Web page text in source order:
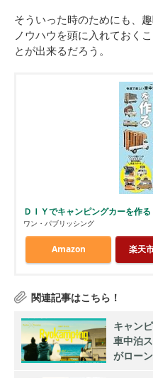
そういった時のためにも、
ノウハウを頭に入れておく
とが出来るだろう。
ＤＩＹでキャンピングカーを作
ワン・パブリッシング
Amazon 楽天
キャン
車中泊
がロー